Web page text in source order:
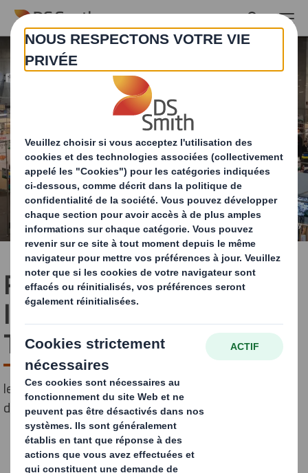
Skip to main content
RE-ZIP, DS SMITH et RAJA
lancent REUSE FAST
TRACK
le premier programme en Europe de déploiement
d'emballages réemployables pour le e-commerce.